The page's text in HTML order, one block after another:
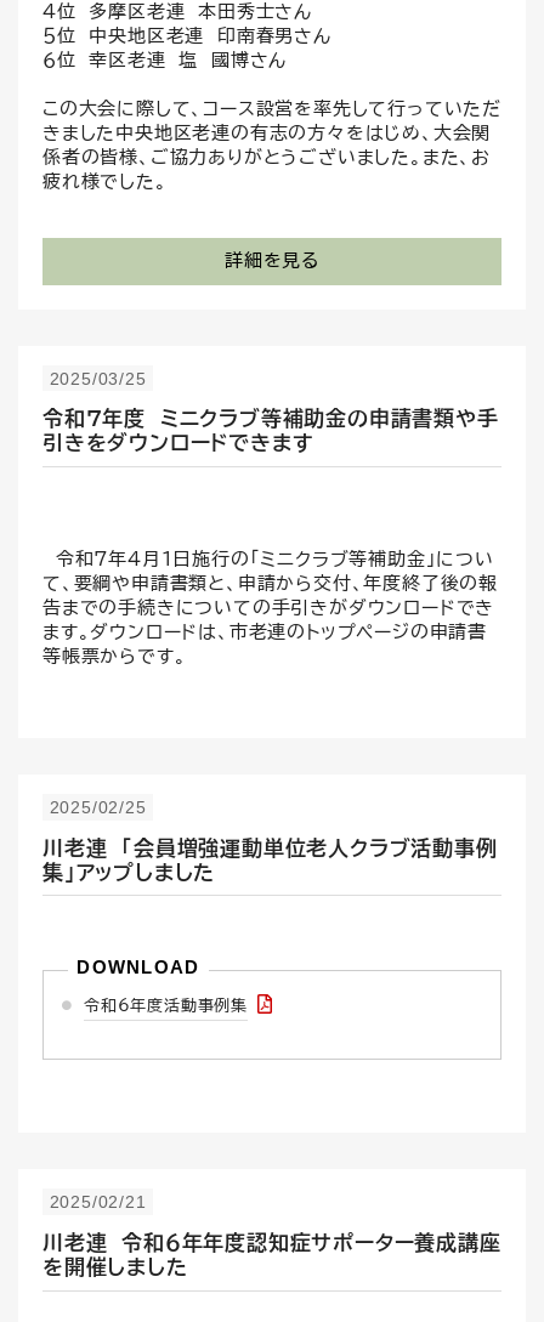
４位 多摩区老連 本田秀士さん
５位 中央地区老連 印南春男さん
６位 幸区老連 塩 國博さん
この大会に際して、コース設営を率先して行っていただ
きました中央地区老連の有志の方々をはじめ、大会関
係者の皆様、ご協力ありがとうございました。また、お
疲れ様でした。
詳細を見る
2025/03/25
令和７年度 ミニクラブ等補助金の申請書類や手
引きをダウンロードできます
令和7年4月1日施行の「ミニクラブ等補助金」につい
て、要綱や申請書類と、申請から交付、年度終了後の報
告までの手続きについての手引きがダウンロードでき
ます。ダウンロードは、市老連のトップページの申請書
等帳票からです。
2025/02/25
川老連 「会員増強運動単位老人クラブ活動事例
集」アップしました
令和6年度活動事例集
2025/02/21
川老連 令和６年年度認知症サポーター養成講座
を開催しました